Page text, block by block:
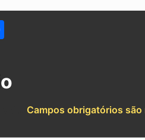
Campos obrigatórios são